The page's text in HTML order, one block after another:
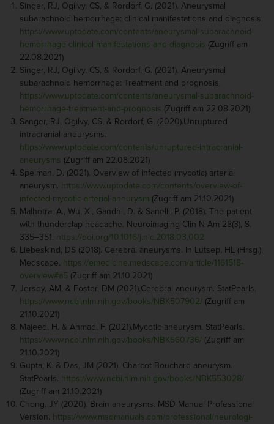
Singer, RJ, Ogilvy, CS, & Rordorf, G. (2021). Aneurysmal
subarachnoid hemorrhage: clinical manifestations and diagnosis.
https://www.uptodate.com/contents/aneurysmal-subarachnoid-
hemorrhage-clinical-manifestations-and-diagnosis (Zugriff am
22.08.2021)
Singer, RJ, Ogilvy, CS, & Rordorf, G. (2021). Aneurysmal
subarachnoid hemorrhage: Treatment and prognosis.
https://www.uptodate.com/contents/aneurysmal-subarachnoid-
hemorrhage-treatment-and-prognosis (Zugriff am 22.08.2021)
Sänger, RJ, Ogilvy, CS, & Rordorf, G. (2020).Unruptured
intracranial aneurysms.
https://www.uptodate.com/contents/unruptured-intracranial-
aneurysms (Zugriff am 22.08.2021)
Spelman, D. (2021). Overview of infected (mycotic) arterial
aneurysm. https://www.uptodate.com/contents/overview-of-
infected-mycotic-arterial-aneurysm (Zugriff am 21.10.2021)
Malhotra, A., Wu, X., Gandhi, D. & Sanelli, P. (2018). The patient
with thunderclap headache. Neuroimaging Clin N Am 28(3), S.
335–351. https://doi.org/10.1016/j.nic.2018.03.002
Liebeskind, DS (2018). Cerebral aneurysms. In Lutsep, HL (Hrsg.),
Medscape. https://emedicine.medscape.com/article/1161518-
overview#a5 (Zugriff am 21.10.2021)
Jersey, AM, & Foster, DM (2021).Cerebral aneurysm. StatPearls.
https://www.ncbi.nlm.nih.gov/books/NBK507902/ (Zugriff am
21.10.2021)
Majeed, H. & Ahmad, F. (2021).Mycotic aneurysm. StatPearls.
https://www.ncbi.nlm.nih.gov/books/NBK560736/ (Zugriff am
21.10.2021)
Gupta, K. & Das, JM (2021). Charcot Bouchard aneurysm.
StatPearls. https://www.ncbi.nlm.nih.gov/books/NBK553028/
(Zugriff am 21.10.2021)
Chong, JY (2020). Brain aneurysms. MSD Manual Professional
Version. https://www.msdmanuals.com/professional/neurologi-